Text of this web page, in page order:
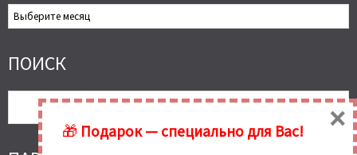
Все
Статьи
ПОИСК
🎁 Подарок — специально для Вас! ×